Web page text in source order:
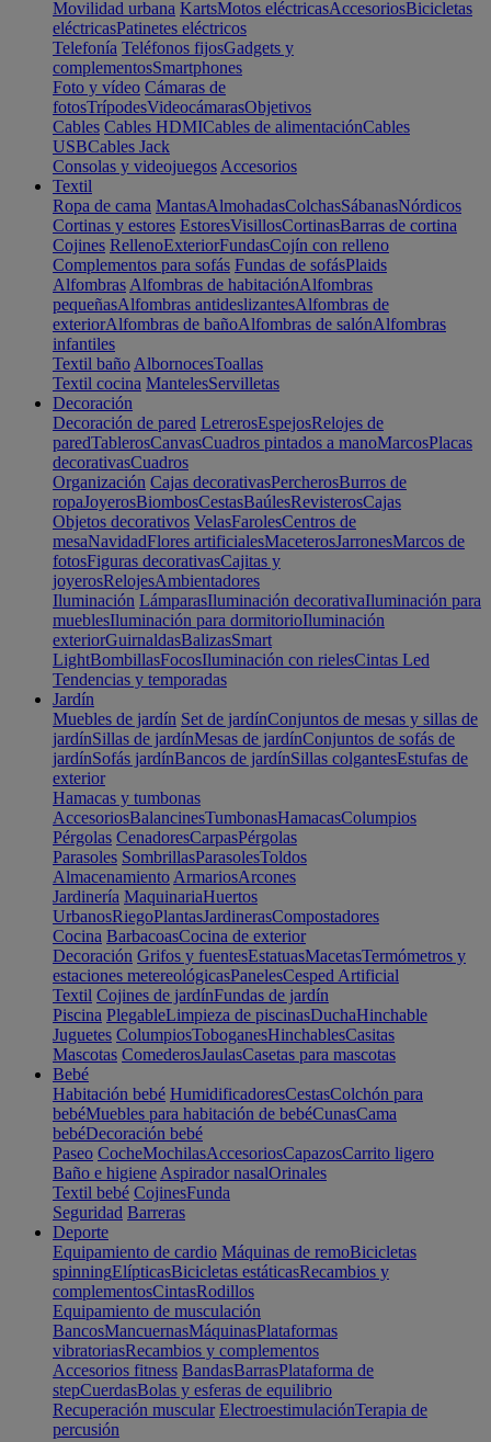
Movilidad urbana KartsMotos eléctricasAccesoriosBicicletas
eléctricasPatinetes eléctricos
Telefonía Teléfonos fijosGadgets y
complementosSmartphones
Foto y vídeo Cámaras de
fotosTrípodesVideocámarasObjetivos
Cables Cables HDMICables de alimentaciónCables
USBCables Jack
Consolas y videojuegos Accesorios
Textil
Ropa de cama MantasAlmohadasColchasSábanasNórdicos
Cortinas y estores EstoresVisillosCortinasBarras de cortina
Cojines RellenoExteriorFundasCojín con relleno
Complementos para sofás Fundas de sofásPlaids
Alfombras Alfombras de habitaciónAlfombras
pequeñasAlfombras antideslizantesAlfombras de
exteriorAlfombras de bañoAlfombras de salónAlfombras
infantiles
Textil baño AlbornocesToallas
Textil cocina MantelesServilletas
Decoración
Decoración de pared LetrerosEspejosRelojes de
paredTablerosCanvasCuadros pintados a manoMarcosPlacas
decorativasCuadros
Organización Cajas decorativasPercherosBurros de
ropaJoyerosBiombosCestasBaúlesRevisterosCajas
Objetos decorativos VelasFarolesCentros de
mesaNavidadFlores artificialesMaceterosJarronesMarcos de
fotosFiguras decorativasCajitas y
joyerosRelojesAmbientadores
Iluminación LámparasIluminación decorativaIluminación para
mueblesIluminación para dormitorioIluminación
exteriorGuirnaldasBalizasSmart
LightBombillasFocosIluminación con rielesCintas Led
Tendencias y temporadas
Jardín
Muebles de jardín Set de jardínConjuntos de mesas y sillas de
jardínSillas de jardínMesas de jardínConjuntos de sofás de
jardínSofás jardínBancos de jardínSillas colgantesEstufas de
exterior
Hamacas y tumbonas
AccesoriosBalancinesTumbonasHamacasColumpios
Pérgolas CenadoresCarpasPérgolas
Parasoles SombrillasParasolesToldos
Almacenamiento ArmariosArcones
Jardinería MaquinariaHuertos
UrbanosRiegoPlantasJardinerasCompostadores
Cocina BarbacoasCocina de exterior
Decoración Grifos y fuentesEstatuasMacetasTermómetros y
estaciones metereológicasPanelesCesped Artificial
Textil Cojines de jardínFundas de jardín
Piscina PlegableLimpieza de piscinasDuchaHinchable
Juguetes ColumpiosToboganesHinchablesCasitas
Mascotas ComederosJaulasCasetas para mascotas
Bebé
Habitación bebé HumidificadoresCestasColchón para
bebéMuebles para habitación de bebéCunasCama
bebéDecoración bebé
Paseo CocheMochilasAccesoriosCapazosCarrito ligero
Baño e higiene Aspirador nasalOrinales
Textil bebé CojinesFunda
Seguridad Barreras
Deporte
Equipamiento de cardio Máquinas de remoBicicletas
spinningElípticasBicicletas estáticasRecambios y
complementosCintasRodillos
Equipamiento de musculación
BancosMancuernasMáquinasPlataformas
vibratoriasRecambios y complementos
Accesorios fitness BandasBarrasPlataforma de
stepCuerdasBolas y esferas de equilibrio
Recuperación muscular ElectroestimulaciónTerapia de
percusión